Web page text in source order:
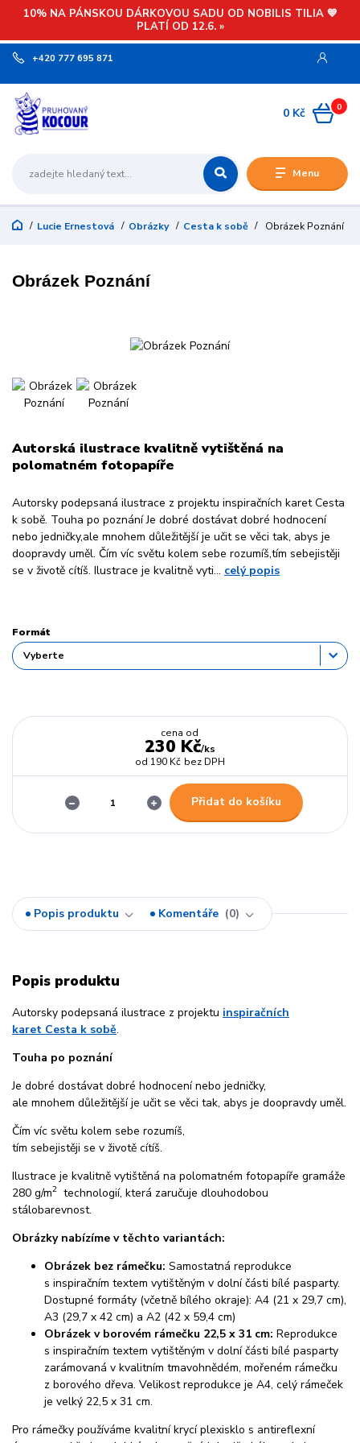
10% NA PÁNSKOU DÁRKOVOU SADU OD NOBILIS TILIA 💙
PLATÍ OD 12.6. »
Menu
+420 777 695 871
0
0 Kč
Lucie Ernestová Obrázky Cesta k sobě Obrázek Poznání
Obrázek Poznání
Autorská ilustrace kvalitně vytištěná na
polomatném fotopapíře
Autorsky podepsaná ilustrace z projektu inspiračních karet Cesta
k sobě. Touha po poznání Je dobré dostávat dobré hodnocení
nebo jedničky,ale mnohem důležitější je učit se věci tak, abys je
doopravdy uměl. Čím víc světu kolem sebe rozumíš,tím sebejistěji
se v životě cítíš. Ilustrace je kvalitně vyti... celý popis
Formát
cena od
230 Kč/ks
od 190 Kč bez DPH
Přidat do košíku
Popis produktu Komentáře 0
Popis produktu
Autorsky podepsaná ilustrace z projektu inspiračních
karet Cesta k sobě.
Touha po poznání
Je dobré dostávat dobré hodnocení nebo jedničky,
ale mnohem důležitější je učit se věci tak, abys je doopravdy uměl.
Čím víc světu kolem sebe rozumíš,
tím sebejistěji se v životě cítíš.
Ilustrace je kvalitně vytištěná na polomatném fotopapíře gramáže
280 g/m2 technologií, která zaručuje dlouhodobou
stálobarevnost.
Obrázky nabízíme v těchto variantách:
Obrázek bez rámečku: Samostatná reprodukce
s inspiračním textem vytištěným v dolní části bílé pasparty.
Dostupné formáty (včetně bílého okraje): A4 (21 x 29,7 cm),
A3 (29,7 x 42 cm) a A2 (42 x 59,4 cm)
Obrázek v borovém rámečku 22,5 x 31 cm: Reprodukce
s inspiračním textem vytištěným v dolní části bílé pasparty
zarámovaná v kvalitním tmavohnědém, mořeném rámečku
z borového dřeva. Velikost reprodukce je A4, celý rámeček
je velký 22,5 x 31 cm.
Pro rámečky používáme kvalitní krycí plexisklo s antireflexní